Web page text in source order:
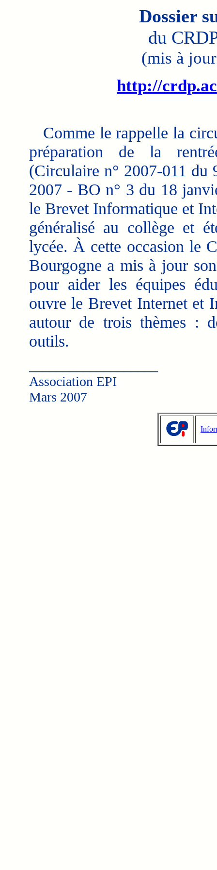
Dossier
du
(mis à
http://
Comme le rappelle la
préparation de la
(Circulaire n° 2007-011 du
2007 - BO n° 3 du 18
le Brevet Informatique et
généralisé au collège et
lycée. À cette occasion le
Bourgogne a mis à jour
pour aider les équipes
ouvre le Brevet Internet et
autour de trois thèmes :
outils.
Association EPI
Mars 2007